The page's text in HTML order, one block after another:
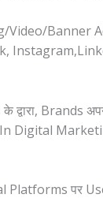
Video/Banner
द्वारा, Brands
Digital
Platforms पर